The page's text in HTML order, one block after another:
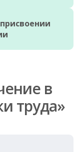
в
труда»